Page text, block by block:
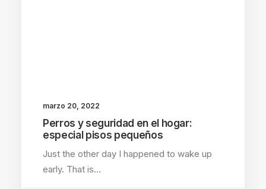
marzo 20, 2022
Perros y seguridad en el hogar:
especial pisos pequeños
Just the other day I happened to wake up
early. That is…